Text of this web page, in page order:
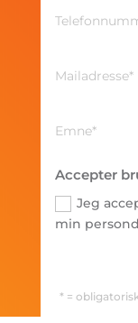
Accepter
Jeg
min
* =